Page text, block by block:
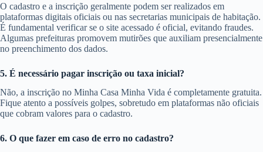
O cadastro e a inscrição geralmente podem ser realizados em
plataformas digitais oficiais ou nas secretarias municipais de habitação.
É fundamental verificar se o site acessado é oficial, evitando fraudes.
Algumas prefeituras promovem mutirões que auxiliam presencialmente
no preenchimento dos dados.
5. É necessário pagar inscrição ou taxa inicial?
Não, a inscrição no Minha Casa Minha Vida é completamente gratuita.
Fique atento a possíveis golpes, sobretudo em plataformas não oficiais
que cobram valores para o cadastro.
6. O que fazer em caso de erro no cadastro?